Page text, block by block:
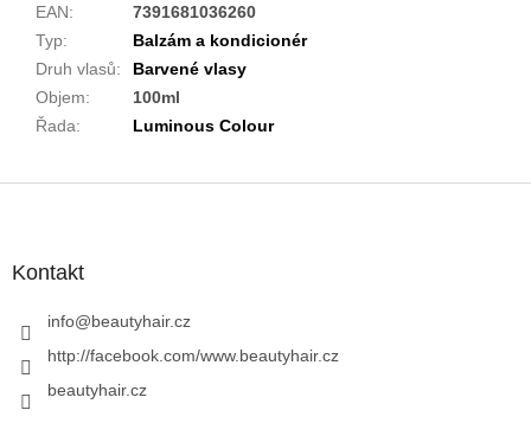
EAN:
7391681036260
Typ:
Balzám a kondicionér
Druh vlasů:
Barvené vlasy
Objem:
100ml
Řada: Luminous Colour
Kontakt
info@beautyhair.cz
http://facebook.com/www.beautyhair.cz
beautyhair.cz